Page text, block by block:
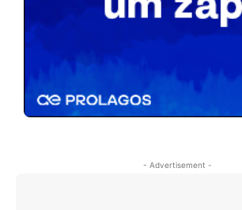
- Advertisement -